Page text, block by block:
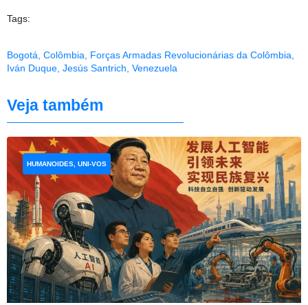
Tags:
Bogotá, Colômbia, Forças Armadas Revolucionárias da Colômbia,
Iván Duque, Jesús Santrich, Venezuela
Veja também
HUMANOIDES, UNI-VOS